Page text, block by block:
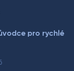
pro rychlé